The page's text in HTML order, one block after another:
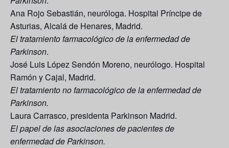
Ana Rojo Sebastián, neuróloga. Hospital Príncipe de
Asturias, Alcalá de Henares, Madrid.
El tratamiento farmacológico de la enfermedad de
Parkinson.
José Luis López Sendón Moreno, neurólogo. Hospital
Ramón y Cajal, Madrid.
El tratamiento no farmacológico de la enfermedad de
Parkinson.
Laura Carrasco, presidenta Parkinson Madrid.
El papel de las asociaciones de pacientes de
enfermedad de Parkinson.